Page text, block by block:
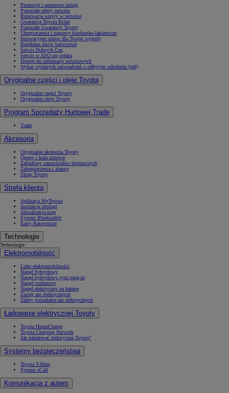
Promocje i sezonowe usługi
Pozostałe oferty serwisu
Rezerwacja wizyty w serwisie
Gwarancja Toyota Relax
Pozostałe Gwarancje Toyoty
Ubezpieczenia i naprawy blacharsko-lakiernicze
Innowacyjne usługi dla Twojej wygody
Bezpłatne Akcje Serwisowe
Serwis Dobrych Cen
Serwis w ASO się opłaca
Dostęp do informacji serwisowych
Wykaz wydanych zaświadczeń o odbytym szkoleniu (pdf)
Oryginalne części i oleje Toyota
Oryginalne części Toyoty
Oryginalne oleje Toyoty
Program Sprzedaży Hurtowej Trade
Trade
Akcesoria
Oryginalne akcesoria Toyoty
Opony i koła zimowe
Zabudowy samochodów dostawczych
Zabezpieczenia i alarmy
Sklep Toyoty
Strefa klienta
Aplikacja MyToyota
Instrukcje obsługi
Aktualizacja map
System Bluetooth®
Karty Ratownicze
Technologie
Technologie
Elektromobilność
Lider elektromobilności
Napęd hybrydowy
Napęd hybrydowy typu plug-in
Napęd wodorowy
Napęd elektryczny na baterię
Zasięg aut elektrycznych
Zalety posiadania aut elektrycznych
Ładowanie elektrycznej Toyoty
Toyota HomeCharge
Toyota Charging Network
Jak naładować elektryczną Toyotę?
Systemy bezpieczeństwa
Toyota T-Mate
System eCall
Komunikacja z autem